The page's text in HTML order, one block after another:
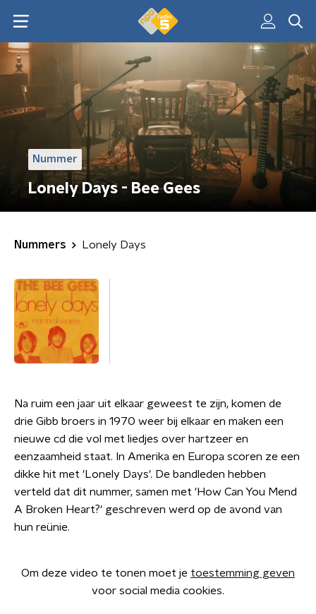
Nummer
Lonely Days - Bee Gees
Nummers Lonely Days
Na ruim een jaar uit elkaar geweest te zijn, komen de
drie Gibb broers in 1970 weer bij elkaar en maken een
nieuwe cd die vol met liedjes over hartzeer en
eenzaamheid staat. In Amerika en Europa scoren ze een
dikke hit met 'Lonely Days'. De bandleden hebben
verteld dat dit nummer, samen met 'How Can You Mend
A Broken Heart?' geschreven werd op de avond van
hun reünie.
Om deze video te tonen moet je toestemming geven
voor social media cookies.